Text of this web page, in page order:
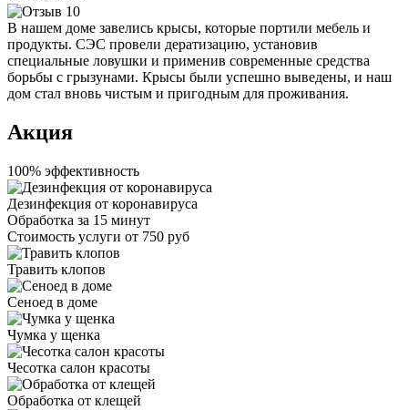
В нашем доме завелись крысы, которые портили мебель и
продукты. СЭС провели дератизацию, установив
специальные ловушки и применив современные средства
борьбы с грызунами. Крысы были успешно выведены, и наш
дом стал вновь чистым и пригодным для проживания.
Акция
100% эффективность
Дезинфекция от коронавируса
Обработка за 15 минут
Стоимость услуги от 750 руб
Травить клопов
Сеноед в доме
Чумка у щенка
Чесотка салон красоты
Обработка от клещей